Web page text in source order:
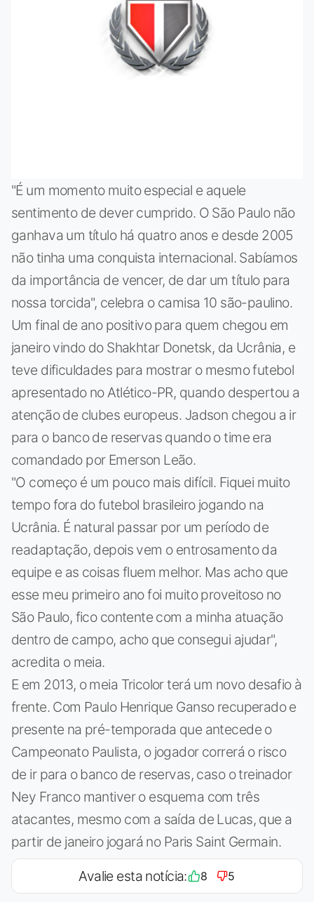
"É um momento muito especial e aquele
sentimento de dever cumprido. O São Paulo não
ganhava um título há quatro anos e desde 2005
não tinha uma conquista internacional. Sabíamos
da importância de vencer, de dar um título para
nossa torcida", celebra o camisa 10 são-paulino.
Um final de ano positivo para quem chegou em
janeiro vindo do Shakhtar Donetsk, da Ucrânia, e
teve dificuldades para mostrar o mesmo futebol
apresentado no Atlético-PR, quando despertou a
atenção de clubes europeus. Jadson chegou a ir
para o banco de reservas quando o time era
comandado por Emerson Leão.
"O começo é um pouco mais difícil. Fiquei muito
tempo fora do futebol brasileiro jogando na
Ucrânia. É natural passar por um período de
readaptação, depois vem o entrosamento da
equipe e as coisas fluem melhor. Mas acho que
esse meu primeiro ano foi muito proveitoso no
São Paulo, fico contente com a minha atuação
dentro de campo, acho que consegui ajudar",
acredita o meia.
E em 2013, o meia Tricolor terá um novo desafio à
frente. Com Paulo Henrique Ganso recuperado e
presente na pré-temporada que antecede o
Campeonato Paulista, o jogador correrá o risco
de ir para o banco de reservas, caso o treinador
Ney Franco mantiver o esquema com três
atacantes, mesmo com a saída de Lucas, que a
partir de janeiro jogará no Paris Saint Germain.
Avalie esta notícia: 8 5